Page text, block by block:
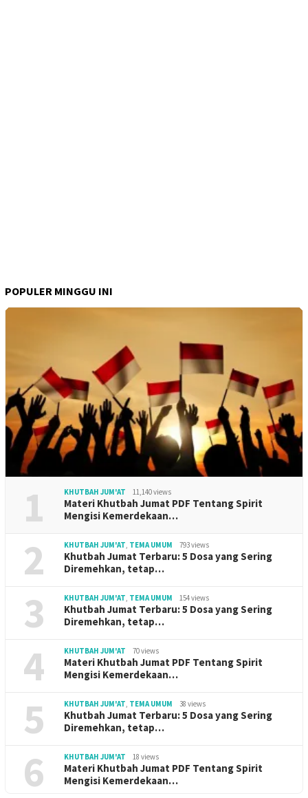
POPULER MINGGU INI
1 KHUTBAH JUM'AT 11,140 views
Materi Khutbah Jumat PDF Tentang Spirit
Mengisi Kemerdekaan…
2 KHUTBAH JUM'AT TEMA UMUM 793 views
Khutbah Jumat Terbaru: 5 Dosa yang Sering
Diremehkan, tetap…
3 KHUTBAH JUM'AT TEMA UMUM 154 views
Khutbah Jumat Terbaru: 5 Dosa yang Sering
Diremehkan, tetap…
4 KHUTBAH JUM'AT 70 views
Materi Khutbah Jumat PDF Tentang Spirit
Mengisi Kemerdekaan…
5 KHUTBAH JUM'AT TEMA UMUM 38 views
Khutbah Jumat Terbaru: 5 Dosa yang Sering
Diremehkan, tetap…
6 KHUTBAH JUM'AT 18 views
Materi Khutbah Jumat PDF Tentang Spirit
Mengisi Kemerdekaan…